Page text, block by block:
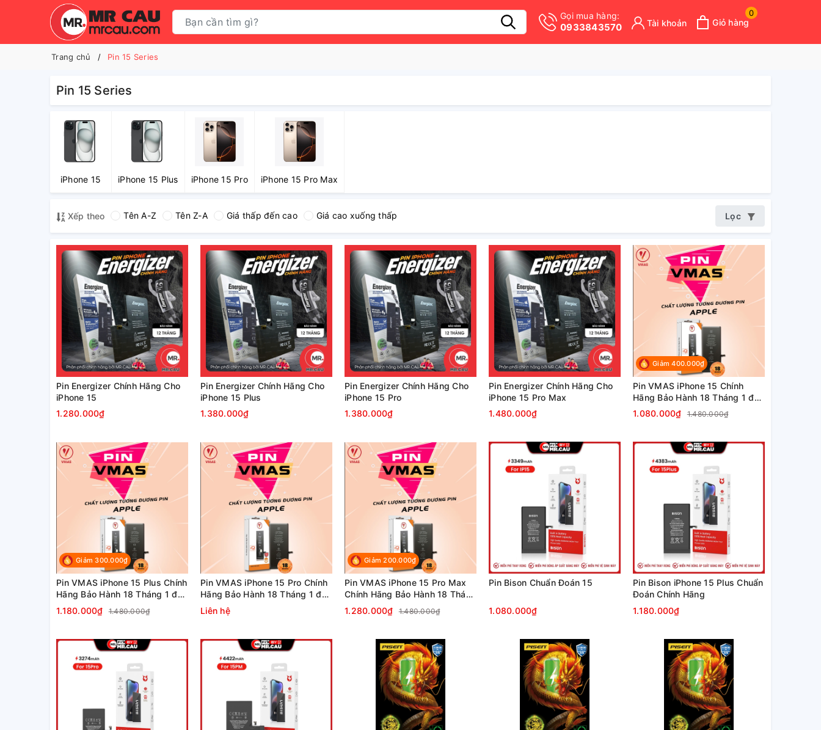
Gọi mua hàng:
0933843570 Tài khoản
0
Giỏ hàng
Trang chủ Pin 15 Series
Pin 15 Series
iPhone 15 iPhone 15 Plus iPhone 15 Pro iPhone 15 Pro Max
Xếp theo Tên A-Z Tên Z-A Giá thấp đến cao Giá cao xuống thấp Lọc
Pin Energizer Chính Hãng Cho
iPhone 15
1.280.000₫
Pin Energizer Chính Hãng Cho
iPhone 15 Plus
1.380.000₫
Pin Energizer Chính Hãng Cho
iPhone 15 Pro
1.380.000₫
Pin Energizer Chính Hãng Cho
iPhone 15 Pro Max
1.480.000₫
Giảm 400.000₫
Pin VMAS iPhone 15 Chính
Hãng Bảo Hành 18 Tháng 1 đổi
1
1.080.000₫ 1.480.000₫
Giảm 300.000₫
Pin VMAS iPhone 15 Plus Chính
Hãng Bảo Hành 18 Tháng 1 đổi
1
1.180.000₫ 1.480.000₫
Pin VMAS iPhone 15 Pro Chính
Hãng Bảo Hành 18 Tháng 1 đổi
1Liên hệ
Giảm 200.000₫
Pin VMAS iPhone 15 Pro Max
Chính Hãng Bảo Hành 18 Tháng
1 đổi 1
1.280.000₫ 1.480.000₫
Pin Bison Chuẩn Đoán 15
1.080.000₫
Pin Bison iPhone 15 Plus Chuẩn
Đoán Chính Hãng
1.180.000₫